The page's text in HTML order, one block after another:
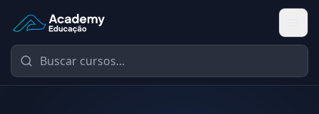
Academy Educação — Página Inicial